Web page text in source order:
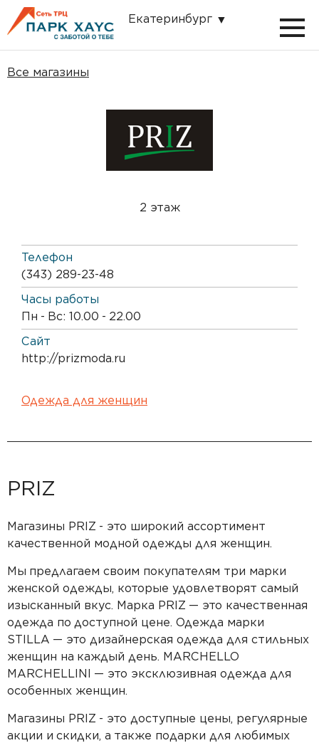
Екатеринбург
Все магазины
2 этаж
Телефон
(343) 289-23-48
Часы работы
Пн - Вс: 10.00 - 22.00
Сайт
http://prizmoda.ru
Одежда для женщин
PRIZ
Магазины PRIZ - это широкий ассортимент
качественной модной одежды для женщин.
Мы предлагаем своим покупателям три марки
женской одежды, которые удовлетворят самый
изысканный вкус. Марка PRIZ — это качественная
одежда по доступной цене. Одежда марки
STILLA — это дизайнерская одежда для стильных
женщин на каждый день. MARCHELLO
MARCHELLINI — это эксклюзивная одежда для
особенных женщин.
Магазины PRIZ - это доступные цены, регулярные
акции и скидки, а также подарки для любимых